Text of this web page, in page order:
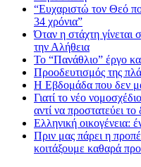
“Ευχαριστώ τον Θεό
34 χρόνια”
Όταν η στάχτη γίνεται
την Αλήθεια
Το “Πανάθλιο” έργο
Προοδευτισμός της
Η Εβδομάδα που δεν
Γιατί το νέο
αντί να προστατεύει
Ελληνική οικογένεια:
Πριν μας πάρει η
κοιτάξουμε καθαρά